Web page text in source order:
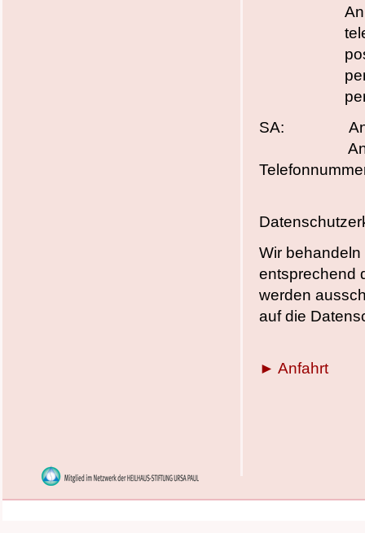
per
per E-
SA:
Wir
entsprechend
werden
auf die
► Anfahrt